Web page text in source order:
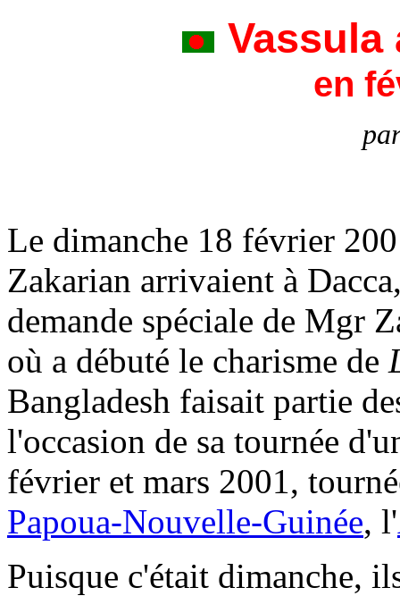
Vassula
en
Le dimanche 18 février
Zakarian arrivaient à
demande spéciale de Mgr
où a débuté le charisme de
Bangladesh faisait partie
l'occasion de sa tournée
février et mars 2001,
Papoua-Nouvelle-Guinée, l'
Puisque c'était dimanche,